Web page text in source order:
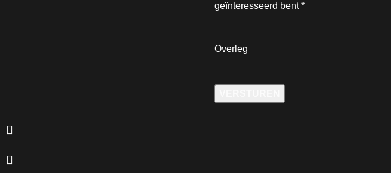
geïnteresseerd bent*
Overleg